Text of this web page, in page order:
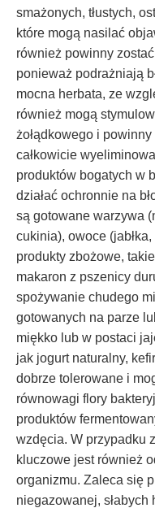
smażonych, tłustych,
które mogą nasilać
również powinny
ponieważ podrażniają
mocna herbata, ze
również mogą
żołądkowego i
całkowicie
produktów bogatych w
działać ochronnie na
są gotowane warzywa
cukinia), owoce
produkty zbożowe,
makaron z pszenicy
spożywanie chudego
gotowanych na parze
miękko lub w postaci
jak jogurt naturalny,
dobrze tolerowane i
równowagi flory
produktów
wzdęcia. W przypadku
kluczowe jest również
organizmu. Zaleca się
niegazowanej, słabych